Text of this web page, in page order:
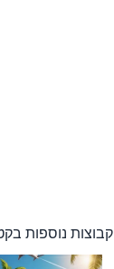
קבוצות נוספות